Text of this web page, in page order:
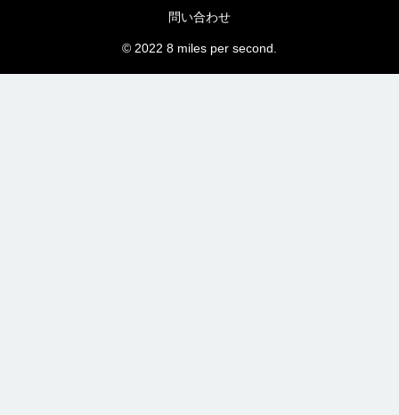
問い合わせ
© 2022 8 miles per second.